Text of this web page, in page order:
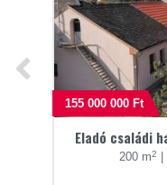
155 000 000 Ft
Eladó családi
200 m2 |